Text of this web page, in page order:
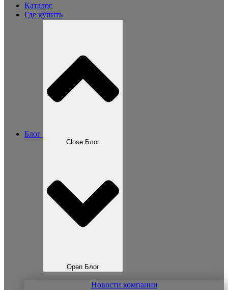
Каталог
Где купить
Блог
Close Блог
Open Блог
Новости компании